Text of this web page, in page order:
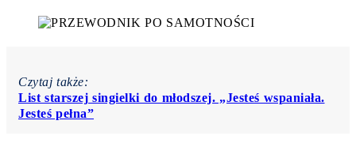
Czytaj także:
List starszej singielki do młodszej. „Jesteś wspaniała.
Jesteś pełna”